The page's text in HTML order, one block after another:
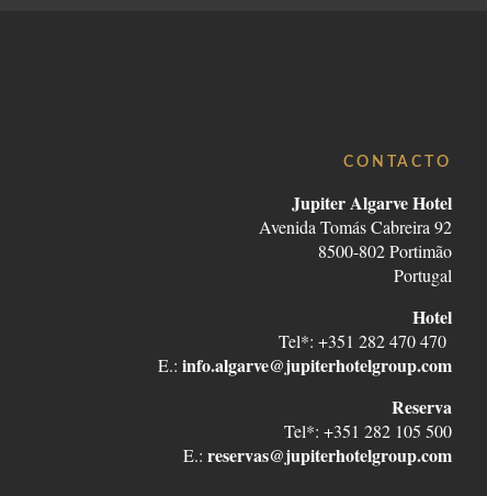
CONTACTO
Jupiter Algarve Hotel
Avenida Tomás Cabreira 92
8500-802 Portimão
Portugal
Hotel
Tel*: +351 282 470 470
E.: info.algarve@jupiterhotelgroup.com
Reserva
Tel*: +351 282 105 500
E.: reservas@jupiterhotelgroup.com